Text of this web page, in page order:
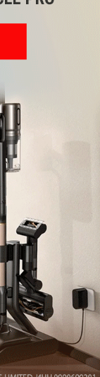
, чтобы